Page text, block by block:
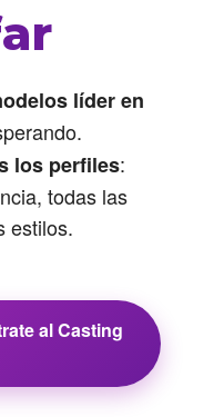
líder en
los perfiles:
todas las
estilos.
al Casting